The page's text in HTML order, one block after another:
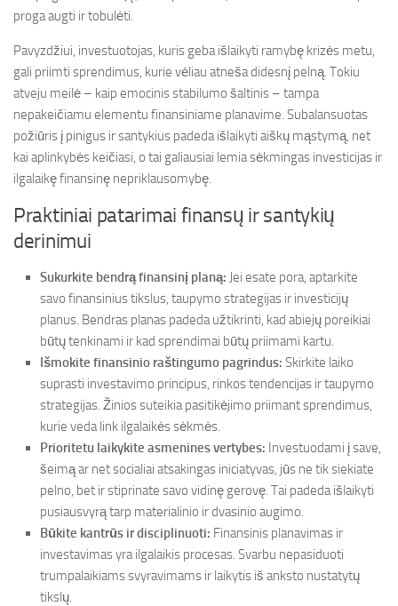
proga augti ir tobulėti.
Pavyzdžiui, investuotojas, kuris geba išlaikyti ramybę krizės metu,
gali priimti sprendimus, kurie vėliau atneša didesnį pelną. Tokiu
atveju meilė – kaip emocinis stabilumo šaltinis – tampa
nepakeičiamu elementu finansiniame planavime. Subalansuotas
požiūris į pinigus ir santykius padeda išlaikyti aiškų mąstymą, net
kai aplinkybės keičiasi, o tai galiausiai lemia sėkmingas investicijas ir
ilgalaikę finansinę nepriklausomybę.
Praktiniai patarimai finansų ir santykių
derinimui
Sukurkite bendrą finansinį planą: Jei esate pora, aptarkite
savo finansinius tikslus, taupymo strategijas ir investicijų
planus. Bendras planas padeda užtikrinti, kad abiejų poreikiai
būtų tenkinami ir kad sprendimai būtų priimami kartu.
Išmokite finansinio raštingumo pagrindus: Skirkite laiko
suprasti investavimo principus, rinkos tendencijas ir taupymo
strategijas. Žinios suteikia pasitikėjimo priimant sprendimus,
kurie veda link ilgalaikės sėkmės.
Prioritetu laikykite asmenines vertybes: Investuodami į save,
šeimą ar net socialiai atsakingas iniciatyvas, jūs ne tik siekiate
pelno, bet ir stiprinate savo vidinę gerovę. Tai padeda išlaikyti
pusiausvyrą tarp materialinio ir dvasinio augimo.
Būkite kantrūs ir disciplinuoti: Finansinis planavimas ir
investavimas yra ilgalaikis procesas. Svarbu nepasiduoti
trumpalaikiams svyravimams ir laikytis iš anksto nustatytų
tikslų.